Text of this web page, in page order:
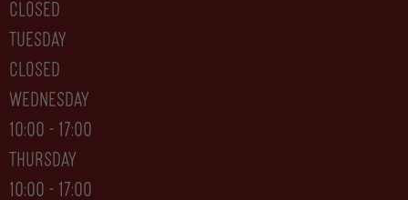
closed
tuesday
CLOSED
wednesday
10:00 - 17:00
thursday
10:00 - 17:00